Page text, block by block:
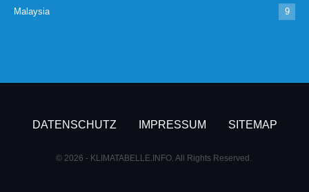
Malaysia 9
DATENSCHUTZ IMPRESSUM SITEMAP
© 2026 - KLIMATABELLE.INFO. All Rights Reserved.